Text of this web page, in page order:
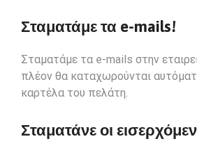
Σταματάμε τα e-mails!
Σταματάμε τα e-mails στην
πλέον θα καταχωρούνται
καρτέλα του πελάτη.
Σταματάνε οι